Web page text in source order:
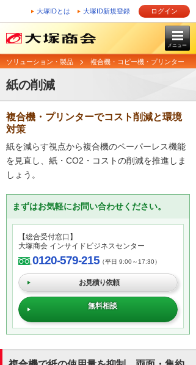
大塚IDとは 大塚ID新規登録 ログイン
メニュー
ソリューション・製品 複合機・コピー機・プリンター
紙の削減
複合機・プリンターでコスト削減と環境
対策
紙を減らす視点から複合機のペーパーレス機能
を見直し、紙・CO2・コストの削減を推進しま
しょう。
まずはお気軽にお問い合わせください。
【総合受付窓口】
大塚商会 インサイドビジネスセンター
0120-579-215（平日 9:00～17:30）
お見積り依頼
無料相談